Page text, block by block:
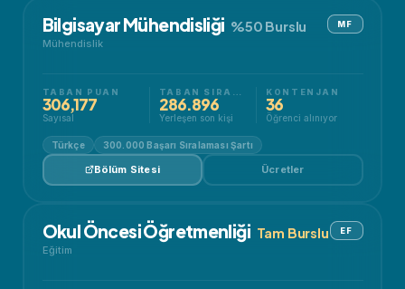
Bilgisayar Mühendisliği %50 Burslu
Mühendislik
MF
TABAN PUAN
306,177
Sayısal
286.896
Yerleşen son kişi
KONTENJAN
36
Öğrenci alınıyor
Türkçe 300.000 Başarı Sıralaması Şartı
Bölüm Sitesi Ücretler
Okul Öncesi Öğretmenliği Tam Burslu
Eğitim
EF